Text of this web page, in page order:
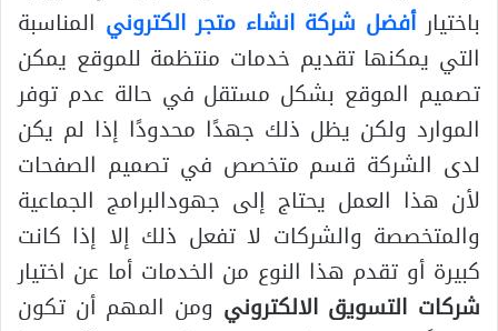
باختيارأفضل شركة انشاء متجر الكتروني المناسبة
التي يمكنها تقديم خدمات منتظمة للموقع يمكن
تصميم الموقع بشكل مستقل في حالة عدم توفر
الموارد ولكن يظل ذلك جهدًا محدودًا إذا لم يكن
لدى الشركة قسم متخصص في تصميم الصفحات
لأن هذا العمل يحتاج إلى جهودالبرامج الجماعية
والمتخصصة والشركات لا تفعل ذلك إلا إذا كانت
كبيرة أو تقدم هذا النوع من الخدمات أما عن اختيار
شركات التسويق الالكتروني ومن المهم أن تكون